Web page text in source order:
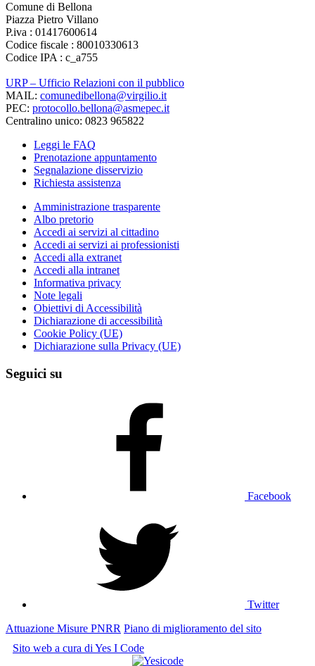
Comune di Bellona
Piazza Pietro Villano
P.iva : 01417600614
Codice fiscale : 80010330613
Codice IPA : c_a755
URP – Ufficio Relazioni con il pubblico
MAIL: comunedibellona@virgilio.it
PEC: protocollo.bellona@asmepec.it
Centralino unico: 0823 965822
Leggi le FAQ
Prenotazione appuntamento
Segnalazione disservizio
Richiesta assistenza
Amministrazione trasparente
Albo pretorio
Accedi ai servizi al cittadino
Accedi ai servizi ai professionisti
Accedi alla extranet
Accedi alla intranet
Informativa privacy
Note legali
Obiettivi di Accessibilità
Dichiarazione di accessibilità
Cookie Policy (UE)
Dichiarazione sulla Privacy (UE)
Seguici su
Facebook
Twitter
Attuazione Misure PNRR Piano di miglioramento del sito
Sito web a cura di Yes I Code